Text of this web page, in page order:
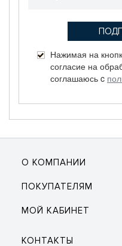
Нажимая на
согласие на
соглашаюсь c
О КОМПАНИИ
ПОКУПАТЕЛЯМ
МОЙ КАБИНЕТ
КОНТАКТЫ